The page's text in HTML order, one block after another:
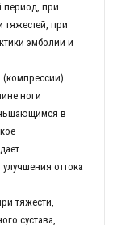
период, при
тяжестей, при
эмболии и
(компрессии)
ноги
в
оттока
тяжести,
сустава,